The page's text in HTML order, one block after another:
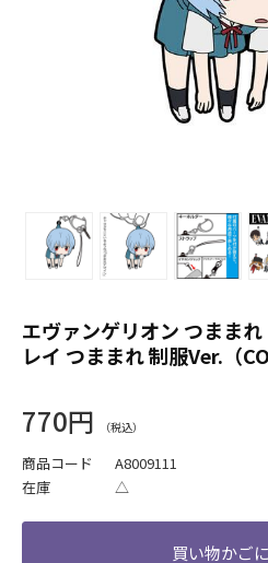
エヴァンゲリオン つまま
レイ つままれ 制服Ver.（
770円
商品コード
A8009111
在庫
△